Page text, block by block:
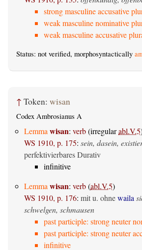
strong masculine accusative
weak masculine nominative
weak masculine accusative
Status: not verified, morphosyntactically
↑ Token: wisan
Codex Ambrosianus A
Lemma wisan: verb(irregularabl.V.5
WS 1910, p. 175: sein, dasein,
perfektivierbares Durativ
infinitive
Lemma wisan: verb(abl.V.5)
WS 1910, p. 176: mit u. ohnewaila
schwelgen, schmausen
past participle: strong neuter
past participle: strong neuter
infinitive